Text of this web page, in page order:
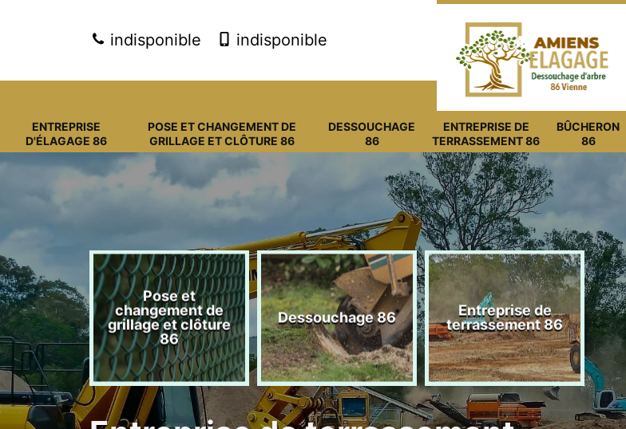
indisponible indisponible
ENTREPRISE
D'ÉLAGAGE 86
POSE ET CHANGEMENT DE
GRILLAGE ET CLÔTURE 86
DESSOUCHAGE
86
ENTREPRISE DE
TERRASSEMENT 86
BÛCHERON
86
86
Pose et
changement de
grillage et clôture
86
Dessouchage 86
Entreprise de
terrassement 86